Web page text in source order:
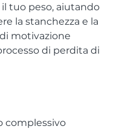
tuo peso, aiutando
la stanchezza e la
motivazione
di perdita di
complessivo